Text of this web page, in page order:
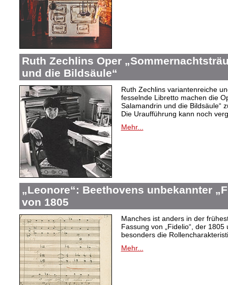
Ruth Zechlins Oper
und die Bildsäule“
Ruth Zechlins variantenreiche
fesselnde Libretto machen die
Salamandrin und die Bildsäule“
Die Uraufführung kann noch
Mehr...
„Leonore“: Beethovens unbekannter
von 1805
Manches ist anders in der
Fassung von „Fidelio“, der 1805
besonders die
Mehr...